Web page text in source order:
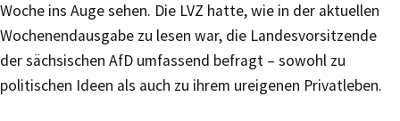
Woche ins Auge sehen. Die LVZ hatte, wie in der aktuellen
Wochenendausgabe zu lesen war, die Landesvorsitzende
der sächsischen AfD umfassend befragt – sowohl zu
politischen Ideen als auch zu ihrem ureigenen Privatleben.